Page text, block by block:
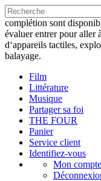
complétion sont
évaluer entrer pour aller
d‘appareils tactiles,
balayage.
Film
Littérature
Musique
Partager sa foi
THE FOUR
Panier
Service client
Identifiez-vous
Mon compte